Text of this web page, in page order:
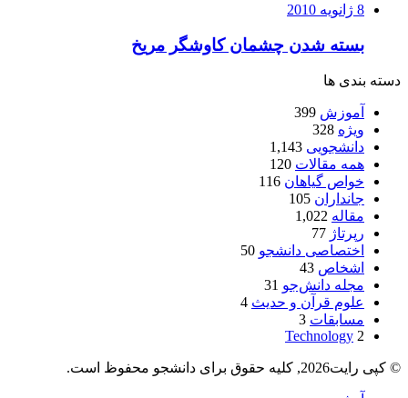
8 ژانویه 2010
بسته شدن چشمان کاوشگر مريخ
دسته بندی ها
آموزش 399
ویژه 328
دانشجویی 1,143
همه مقالات 120
خواص گیاهان 116
جانداران 105
مقاله 1,022
رپرتاژ 77
اختصاصی دانشجو 50
اشخاص 43
مجله دانش‌جو 31
علوم قرآن و حدیث 4
مسابقات 3
Technology 2
© کپی رایت2026, کلیه حقوق برای دانشجو محفوظ است.